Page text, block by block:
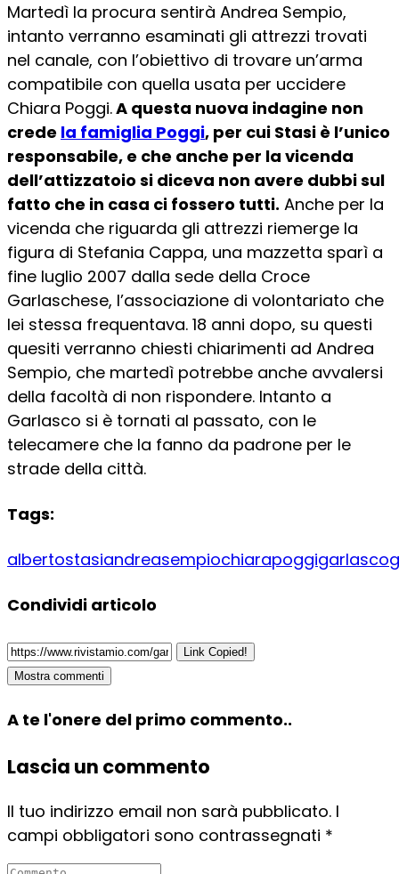
Martedì la procura sentirà Andrea Sempio,
intanto verranno esaminati gli attrezzi trovati
nel canale, con l’obiettivo di trovare un’arma
compatibile con quella usata per uccidere
Chiara Poggi.A questa nuova indagine non
crede la famiglia Poggi, per cui Stasi è l’unico
responsabile, e che anche per la vicenda
dell’attizzatoio si diceva non avere dubbi sul
fatto che in casa ci fossero tutti. Anche per la
vicenda che riguarda gli attrezzi riemerge la
figura di Stefania Cappa, una mazzetta sparì a
fine luglio 2007 dalla sede della Croce
Garlaschese, l’associazione di volontariato che
lei stessa frequentava. 18 anni dopo, su questi
quesiti verranno chiesti chiarimenti ad Andrea
Sempio, che martedì potrebbe anche avvalersi
della facoltà di non rispondere. Intanto a
Garlasco si è tornati al passato, con le
telecamere che la fanno da padrone per le
strade della città.
Tags:
albertostasiandreasempiochiarapoggigarlasco
Condividi articolo
Link Copied!
Mostra commenti
A te l'onere del primo commento..
Lascia un commento
Il tuo indirizzo email non sarà pubblicato. I
campi obbligatori sono contrassegnati *